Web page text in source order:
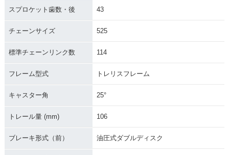
スプロケット歯数・後 43
チェーンサイズ 525
標準チェーンリンク数 114
フレーム型式 トレリスフレーム
キャスター角 25°
トレール量 (mm) 106
ブレーキ形式（前） 油圧式ダブルディスク